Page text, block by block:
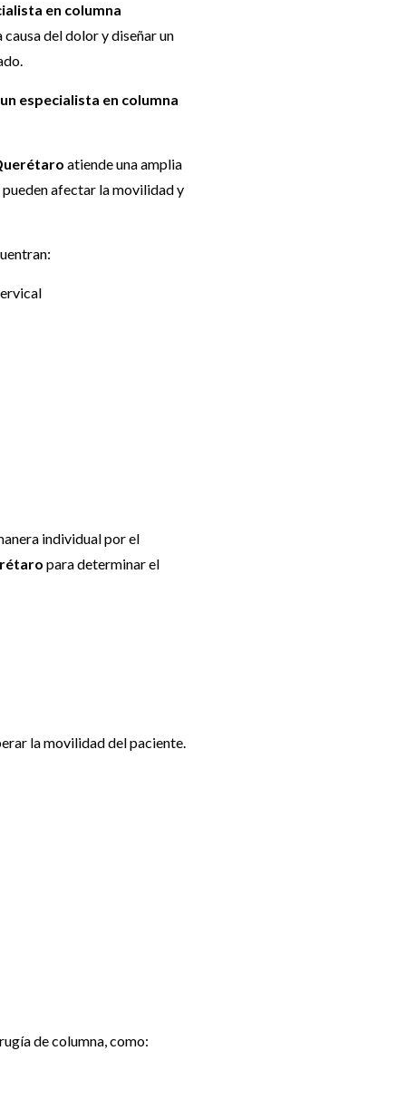
en columna
del dolor y diseñar un
especialista en columna
atiende una amplia
afectar la movilidad y
individual por el
para determinar el
la movilidad del paciente.
de columna, como: